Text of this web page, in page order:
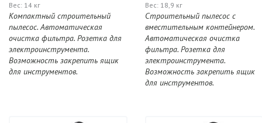
Вес: 14 кг
Компактный строительный
пылесос. Автоматическая
очистка фильтра. Розетка для
электроинструмента.
Возможность закрепить ящик
для инструментов.
Вес: 18,9 кг
Строительный пылесос с
вместительным контейнером.
Автоматическая очистка
фильтра. Розетка для
электроинструмента.
Возможность закрепить ящик
для инструментов.